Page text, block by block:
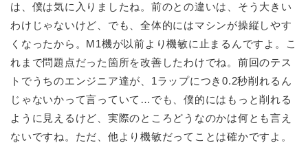
は、僕は気に入りましたね。前のとの違いは、そう大きい
わけじゃないけど、でも、全体的にはマシンが操縦しやす
くなったから。M1機が以前より機敏に止まるんですよ。こ
れまで問題点だった箇所を改善したわけでね。前回のテス
トでうちのエンジニア達が、1ラップにつき0.2秒削れるん
じゃないかって言っていて…でも、僕的にはもっと削れる
ように見えるけど、実際のところどうなのかは何とも言え
ないですね。ただ、他より機敏だってことは確かですよ。